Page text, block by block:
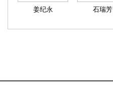
姜纪永 石瑞芳